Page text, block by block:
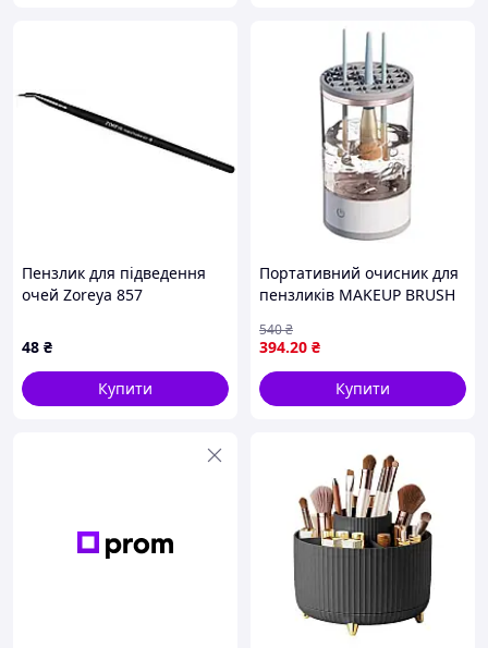
Пензлик для підведення
очей Zoreya 857
48 ₴
Купити
Портативний очисник для
пензликів MAKEUP BRUSH
394.20 ₴
540₴
Купити